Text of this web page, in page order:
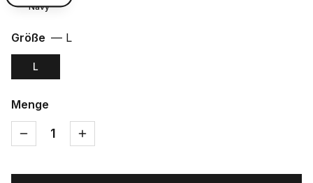
Navy
Größe — L
L
Menge
1